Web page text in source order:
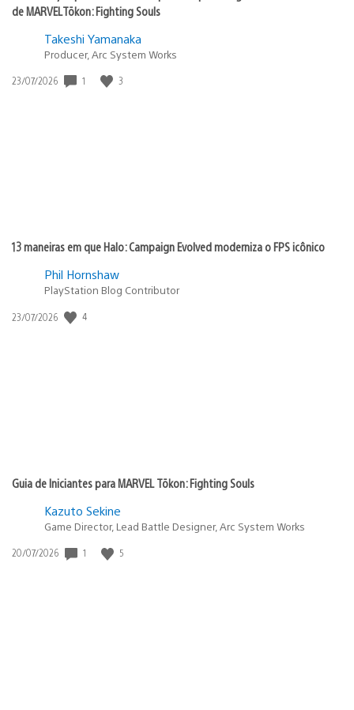
de MARVEL Tōkon: Fighting Souls
Takeshi Yamanaka
Producer, Arc System Works
Data
23/07/2026 1 3
13 maneiras em que Halo: Campaign Evolved moderniza o FPS icônico
Phil Hornshaw
PlayStation Blog Contributor
Data
23/07/2026 4
Guia de Iniciantes para MARVEL Tōkon: Fighting Souls
Kazuto Sekine
Game Director, Lead Battle Designer, Arc System Works
Data
20/07/2026 1 5